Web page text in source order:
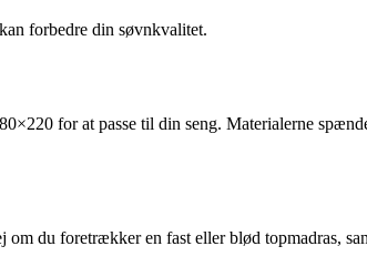
forbedre din søvnkvalitet.
for at passe til din seng. Materialerne
du foretrækker en fast eller blød topmadras,